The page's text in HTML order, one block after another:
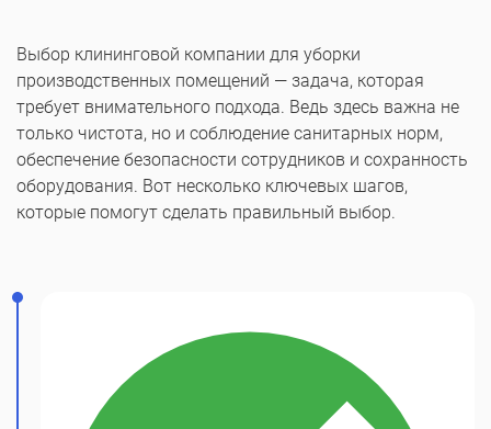
Выбор клининговой компании для уборки
производственных помещений — задача, которая
требует внимательного подхода. Ведь здесь важна не
только чистота, но и соблюдение санитарных норм,
обеспечение безопасности сотрудников и сохранность
оборудования. Вот несколько ключевых шагов,
которые помогут сделать правильный выбор.